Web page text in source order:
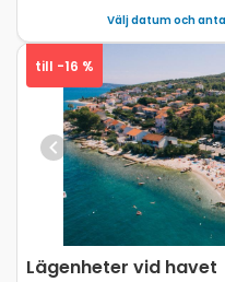
Välj datum och
Previous
till -16 %
Lägenheter vid havet